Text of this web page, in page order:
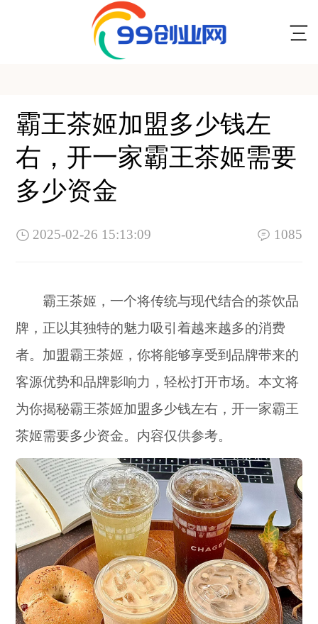
霸王茶姬加盟多少钱左
右，开一家霸王茶姬需要
多少资金
2025-02-26 15:13:09 1085
霸王茶姬，一个将传统与现代结合的茶饮品
牌，正以其独特的魅力吸引着越来越多的消费
者。加盟霸王茶姬，你将能够享受到品牌带来的
客源优势和品牌影响力，轻松打开市场。本文将
为你揭秘霸王茶姬加盟多少钱左右，开一家霸王
茶姬需要多少资金。内容仅供参考。